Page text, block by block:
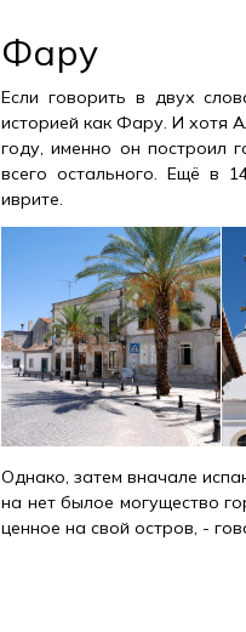
Фару
Если говорить в двух
историей как Фару. И хотя
году, именно он построил
всего остального. Eщё в
иврите.
Однако, затем вначале
на нет былое могущество
ценное на свой остров, -